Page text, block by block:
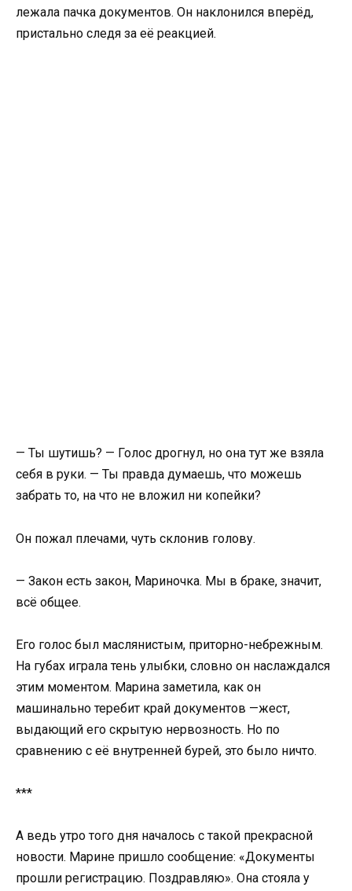
лежала пачка документов. Он наклонился вперёд,
пристально следя за её реакцией.
— Ты шутишь? — Голос дрогнул, но она тут же взяла
себя в руки. — Ты правда думаешь, что можешь
забрать то, на что не вложил ни копейки?
Он пожал плечами, чуть склонив голову.
— Закон есть закон, Мариночка. Мы в браке, значит,
всё общее.
Его голос был маслянистым, приторно-небрежным.
На губах играла тень улыбки, словно он наслаждался
этим моментом. Марина заметила, как он
машинально теребит край документов —жест,
выдающий его скрытую нервозность. Но по
сравнению с её внутренней бурей, это было ничто.
***
А ведь утро того дня началось с такой прекрасной
новости. Марине пришло сообщение: «Документы
прошли регистрацию. Поздравляю». Она стояла у